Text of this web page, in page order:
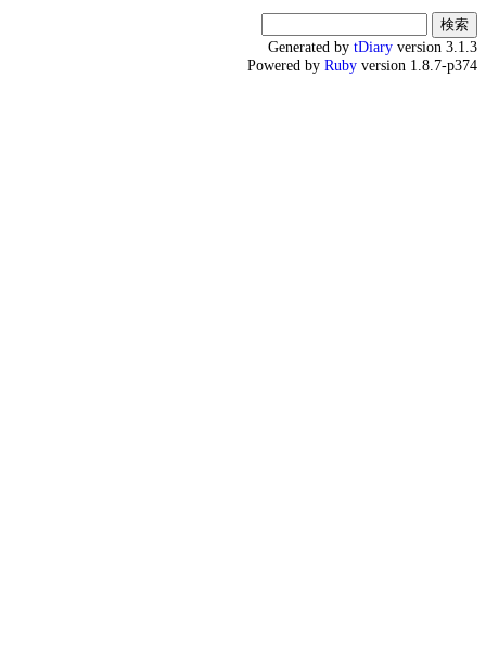
Generated by tDiary version 3.1.3
Powered by Ruby version 1.8.7-p374